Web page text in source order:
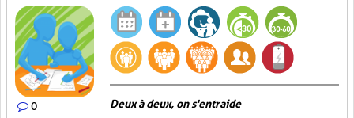
0 Deux à deux, on s'entraide